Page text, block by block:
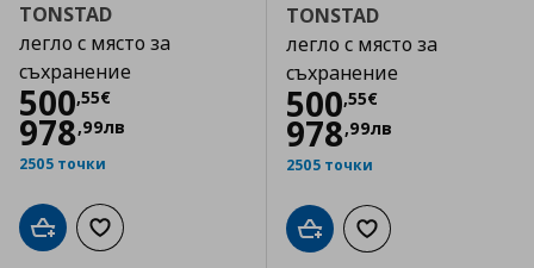
TONSTAD
легло с място за
съхранение
500,55€
Цена
978,99лв
2505 точки
Добави в кошницата
Добави към списъка с любими
TONSTAD
легло с място за
съхранение
500,55€
Цена
978,99лв
2505 точки
Добави в кошницата
Добави към